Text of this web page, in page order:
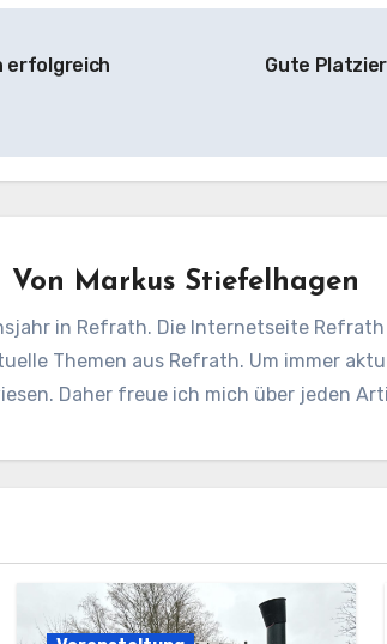
erfolgreich
Gute
Von Markus Stiefelhagen
in Refrath. Die Internetseite
Themen aus Refrath. Um immer
Daher freue ich mich über jeden